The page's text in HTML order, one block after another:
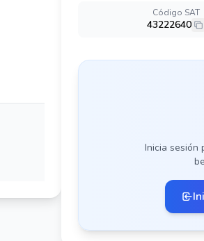
Código SAT
43222640
Inicia sesión